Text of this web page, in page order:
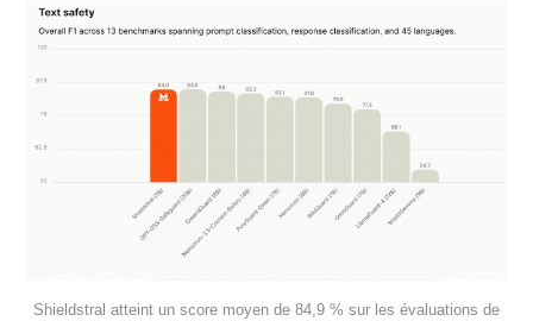
Shieldstral atteint un score moyen de 84,9 % sur les évaluations de